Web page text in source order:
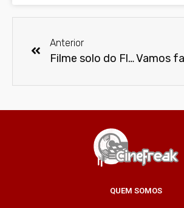
Anterior
Filme solo do Flash deve começar a ser realizado apenas no fim de 2019
QUEM SOMOS